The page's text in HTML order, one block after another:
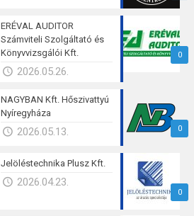
0
ERÉVAL AUDITOR
Számviteli Szolgáltató és
Könyvvizsgálói Kft.
2026.05.26.
0
NAGYBAN Kft. Hőszivattyú
Nyíregyháza
2026.05.13.
0
Jelöléstechnika Plusz Kft.
2026.04.23.